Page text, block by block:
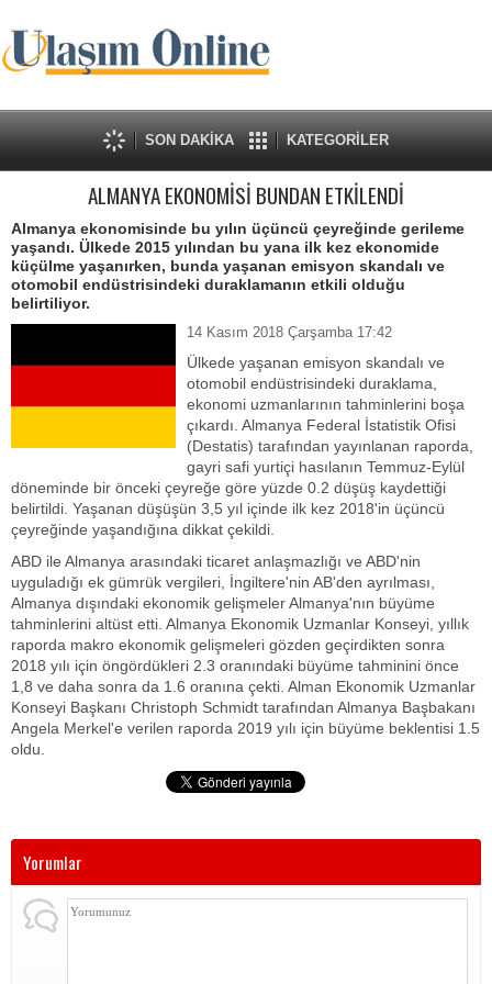
SON DAKİKA KATEGORİLER
ALMANYA EKONOMİSİ BUNDAN ETKİLENDİ
Almanya ekonomisinde bu yılın üçüncü çeyreğinde gerileme
yaşandı. Ülkede 2015 yılından bu yana ilk kez ekonomide
küçülme yaşanırken, bunda yaşanan emisyon skandalı ve
otomobil endüstrisindeki duraklamanın etkili olduğu
belirtiliyor.
14 Kasım 2018 Çarşamba 17:42
Ülkede yaşanan emisyon skandalı ve
otomobil endüstrisindeki duraklama,
ekonomi uzmanlarının tahminlerini boşa
çıkardı. Almanya Federal İstatistik Ofisi
(Destatis) tarafından yayınlanan raporda,
gayri safi yurtiçi hasılanın Temmuz-Eylül
döneminde bir önceki çeyreğe göre yüzde 0.2 düşüş kaydettiği
belirtildi. Yaşanan düşüşün 3,5 yıl içinde ilk kez 2018'in üçüncü
çeyreğinde yaşandığına dikkat çekildi.
ABD ile Almanya arasındaki ticaret anlaşmazlığı ve ABD'nin
uyguladığı ek gümrük vergileri, İngiltere'nin AB'den ayrılması,
Almanya dışındaki ekonomik gelişmeler Almanya'nın büyüme
tahminlerini altüst etti. Almanya Ekonomik Uzmanlar Konseyi, yıllık
raporda makro ekonomik gelişmeleri gözden geçirdikten sonra
2018 yılı için öngördükleri 2.3 oranındaki büyüme tahminini önce
1,8 ve daha sonra da 1.6 oranına çekti. Alman Ekonomik Uzmanlar
Konseyi Başkanı Christoph Schmidt tarafından Almanya Başbakanı
Angela Merkel'e verilen raporda 2019 yılı için büyüme beklentisi 1.5
oldu.
Yorumlar